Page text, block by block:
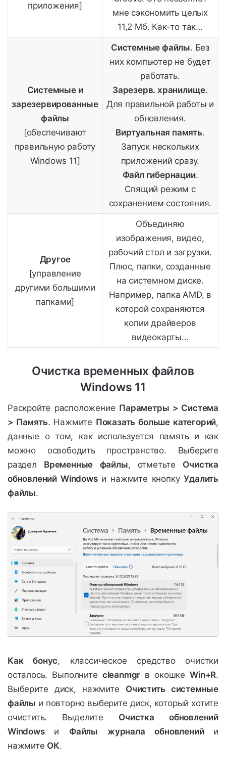
приложения]
мне сэкономить целых
11,2 Мб. Как-то так…
Системные и
зарезервированные
файлы
[обеспечивают
правильную работу
Windows 11]
Системные файлы. Без
них компьютер не будет
работать.
Зарезерв. хранилище.
Для правильной работы и
обновления.
Виртуальная память.
Запуск нескольких
приложений сразу.
Файл гибернации.
Спящий режим с
сохранением состояния.
Другое
[управление
другими большими
папками]
Объединяю
изображения, видео,
рабочий стол и загрузки.
Плюс, папки, созданные
на системном диске.
Например, папка AMD, в
которой сохраняются
копии драйверов
видеокарты…
Очистка временных файлов
Windows 11
Раскройте расположение Параметры > Система
> Память. Нажмите Показать больше категорий,
данные о том, как используется память и как
можно освободить пространство. Выберите
раздел Временные файлы, отметьте Очистка
обновлений Windowsи нажмите кнопкуУдалить
файлы.
Как бонус, классическое средство очистки
осталось. Выполните cleanmgr в окошкеWin+R.
Выберите диск, нажмите Очистить системные
файлы и повторно выберите диск, который хотите
очистить. Выделите Очистка обновлений
Windows и Файлы журнала обновлений и
нажмите ОК.